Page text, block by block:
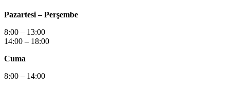
Pazartesi – Perşembe
8:00 – 13:00
14:00 – 18:00
Cuma
8:00 – 14:00